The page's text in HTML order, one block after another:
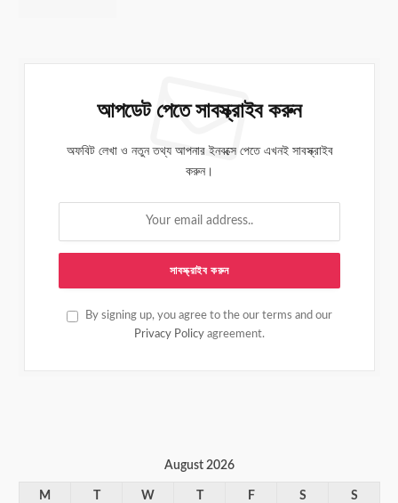
আপডেট পেতে সাবস্ক্রাইব করুন
অফবিট লেখা ও নতুন তথ্য আপনার ইনবক্সে পেতে এখনই সাবস্ক্রাইব
করুন।
By signing up, you agree to the our terms and our
Privacy Policy agreement.
August 2026
M T W T F S S